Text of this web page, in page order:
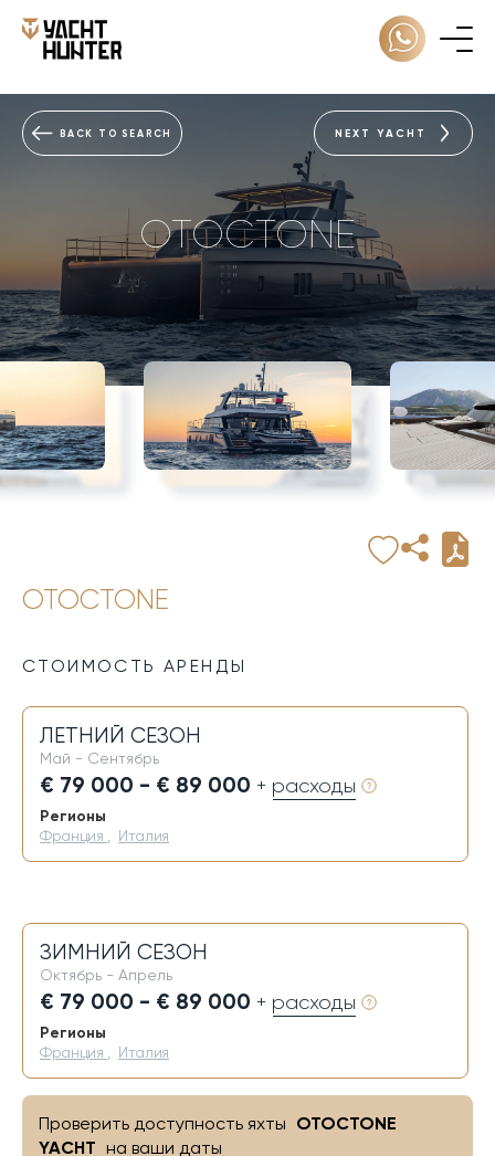
BACK TO SEARCH NEXT YACHT
OTOCTONE
OTOCTONE
СТОИМОСТЬ АРЕНДЫ
ЛЕТНИЙ СЕЗОН
Май - Сентябрь
€ 79 000 - € 89 000 + расходы
Регионы
Франция Италия
ЗИМНИЙ СЕЗОН
Октябрь - Апрель
€ 79 000 - € 89 000 + расходы
Регионы
Франция Италия
Проверить доступность яхты OTOCTONE
YACHT на ваши даты